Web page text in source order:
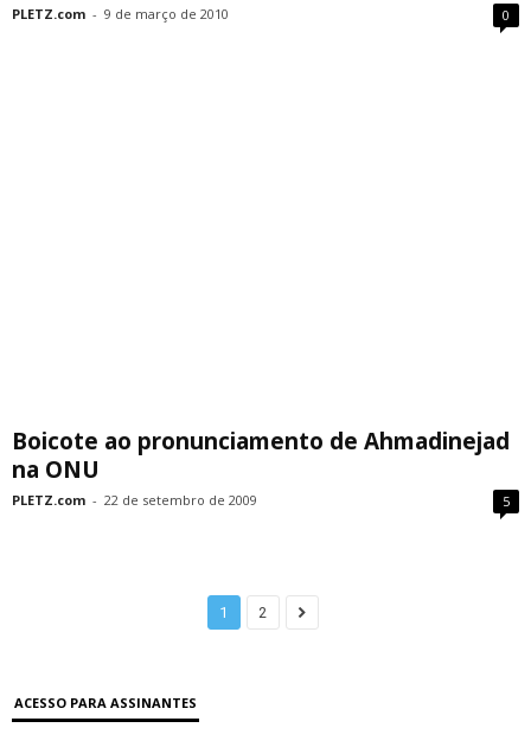
PLETZ.com - 9 de março de 2010 0
Boicote ao pronunciamento de Ahmadinejad
na ONU
PLETZ.com - 22 de setembro de 2009 5
1 2
ACESSO PARA ASSINANTES